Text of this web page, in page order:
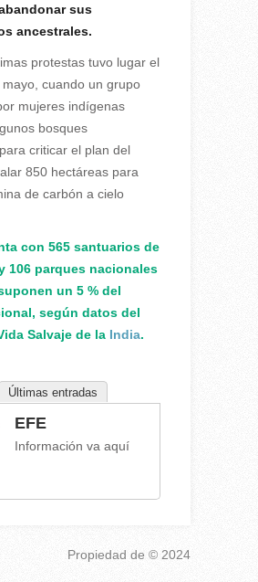
sus
ancestrales.
protestas tuvo lugar el
cuando un grupo
mujeres indígenas
bosques
criticar el plan del
850 hectáreas para
de carbón a cielo
con 565 santuarios de
106 parques nacionales
un 5 % del
según datos del
Salvaje de la India.
Últimas entradas
EFE
Información va aquí
Propiedad de © 2024